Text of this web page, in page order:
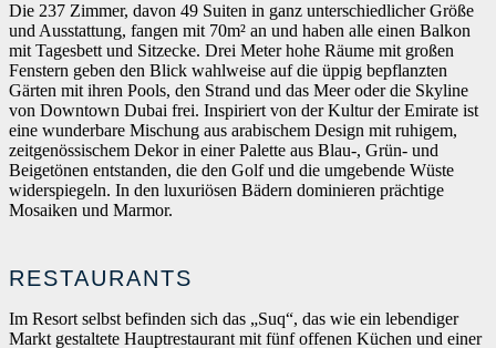
Die 237 Zimmer, davon 49 Suiten in ganz unterschiedlicher Größe
und Ausstattung, fangen mit 70m² an und haben alle einen Balkon
mit Tagesbett und Sitzecke. Drei Meter hohe Räume mit großen
Fenstern geben den Blick wahlweise auf die üppig bepflanzten
Gärten mit ihren Pools, den Strand und das Meer oder die Skyline
von Downtown Dubai frei. Inspiriert von der Kultur der Emirate ist
eine wunderbare Mischung aus arabischem Design mit ruhigem,
zeitgenössischem Dekor in einer Palette aus Blau-, Grün- und
Beigetönen entstanden, die den Golf und die umgebende Wüste
widerspiegeln. In den luxuriösen Bädern dominieren prächtige
Mosaiken und Marmor.
RESTAURANTS
Im Resort selbst befinden sich das „Suq“, das wie ein lebendiger
Markt gestaltete Hauptrestaurant mit fünf offenen Küchen und einer